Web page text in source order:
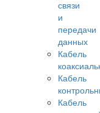
связи
и
передачи
данных
Кабель
Кабель
Кабель